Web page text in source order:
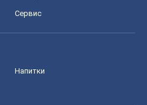
Сервис
Напитки